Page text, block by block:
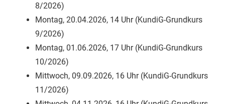
8/2026)
Montag, 20.04.2026, 14 Uhr (KundiG-Grundkurs
9/2026)
Montag, 01.06.2026, 17 Uhr (KundiG-Grundkurs
10/2026)
Mittwoch, 09.09.2026, 16 Uhr (KundiG-Grundkurs
11/2026)